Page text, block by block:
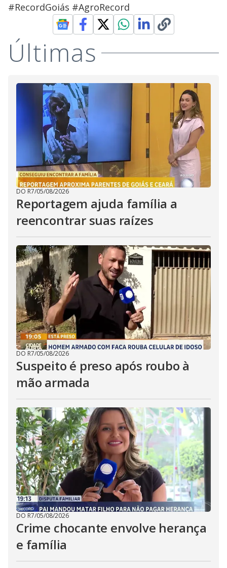
#RecordGoiás #AgroRecord
Últimas
DO R7/05/08/2026
Reportagem ajuda família a
reencontrar suas raízes
DO R7/05/08/2026
Suspeito é preso após roubo à
mão armada
DO R7/05/08/2026
Crime chocante envolve herança
e família